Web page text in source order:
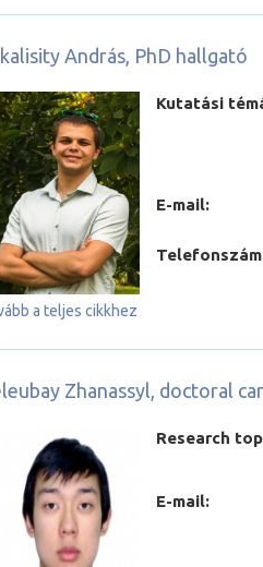
András, PhD hallgató
Kutatási
E-mail:
a teljes cikkhez
Zhanassyl, doctoral
Research
E-mail: